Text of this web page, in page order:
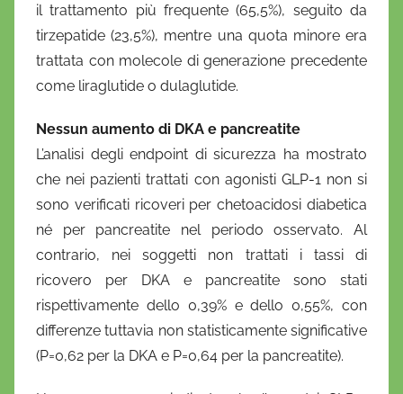
il trattamento più frequente (65,5%), seguito da
tirzepatide (23,5%), mentre una quota minore era
trattata con molecole di generazione precedente
come liraglutide o dulaglutide.
Nessun aumento di DKA e pancreatite
L’analisi degli endpoint di sicurezza ha mostrato
che nei pazienti trattati con agonisti GLP-1 non si
sono verificati ricoveri per chetoacidosi diabetica
né per pancreatite nel periodo osservato. Al
contrario, nei soggetti non trattati i tassi di
ricovero per DKA e pancreatite sono stati
rispettivamente dello 0,39% e dello 0,55%, con
differenze tuttavia non statisticamente significative
(P=0,62 per la DKA e P=0,64 per la pancreatite).